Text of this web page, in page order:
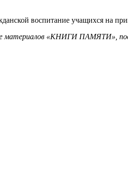
воспитание учащихся на
материалов «КНИГИ ПАМЯТИ»,